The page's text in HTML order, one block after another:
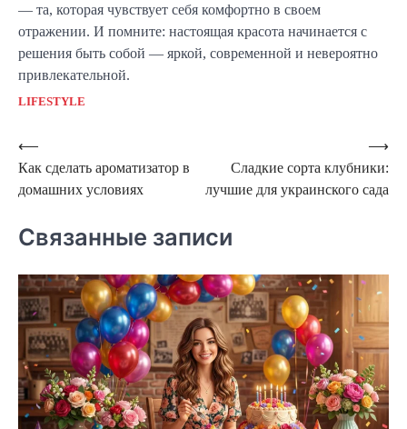
— та, которая чувствует себя комфортно в своем
отражении. И помните: настоящая красота начинается с
решения быть собой — яркой, современной и невероятно
привлекательной.
LIFESTYLE
Навигация
по
⟵
Как сделать ароматизатор в
домашних условиях
Сладкие сорта клубники:
лучшие для украинского сада
⟶
Связанные записи